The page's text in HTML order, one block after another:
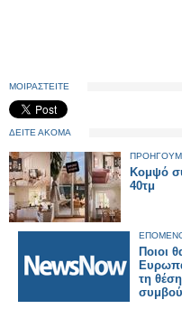
ΜΟΙΡΑΣΤΕΙΤΕ
ΔΕΙΤΕ ΑΚΟΜΑ
Κομψό
40τμ
Ποιοι
τη